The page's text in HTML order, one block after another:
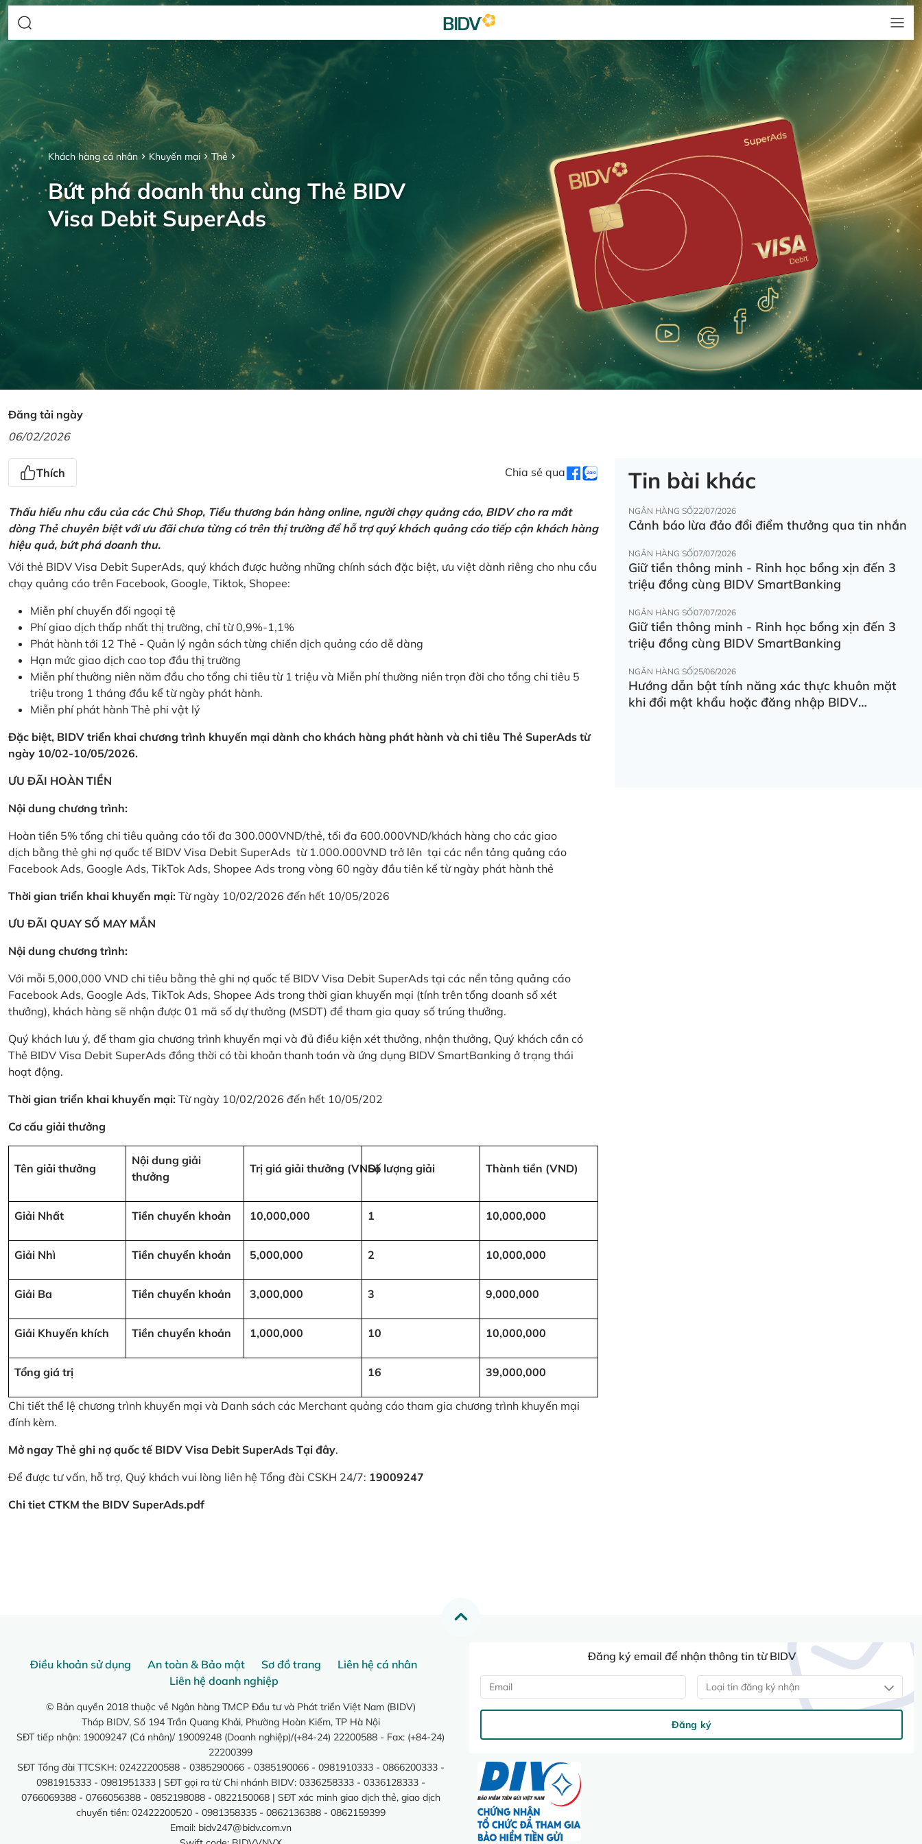
Khách hàng cá nhân Khuyến mại Thẻ
Bứt phá doanh thu cùng Thẻ BIDV
Visa Debit SuperAds
Đăng tải ngày
06/02/2026
Thích Chia sẻ qua
Thấu hiểu nhu cầu của các Chủ Shop, Tiểu thương bán hàng online, người chạy quảng cáo, BIDV cho ra mắt
dòng Thẻ chuyên biệt với ưu đãi chưa từng có trên thị trường để hỗ trợ quý khách quảng cáo tiếp cận khách hàng
hiệu quả, bứt phá doanh thu.
Với thẻ BIDV Visa Debit SuperAds, quý khách được hưởng những chính sách đặc biệt, ưu việt dành riêng cho nhu cầu
chạy quảng cáo trên Facebook, Google, Tiktok, Shopee:
Miễn phí chuyển đổi ngoại tệ
Phí giao dịch thấp nhất thị trường, chỉ từ 0,9%-1,1%
Phát hành tới 12 Thẻ - Quản lý ngân sách từng chiến dịch quảng cáo dễ dàng
Hạn mức giao dịch cao top đầu thị trường
Miễn phí thường niên năm đầu cho tổng chi tiêu từ 1 triệu và Miễn phí thường niên trọn đời cho tổng chi tiêu 5
triệu trong 1 tháng đầu kể từ ngày phát hành.
Miễn phí phát hành Thẻ phi vật lý
Đặc biệt, BIDV triển khai chương trình khuyến mại dành cho khách hàng phát hành và chi tiêu Thẻ SuperAds từ
ngày 10/02-10/05/2026.
ƯU ĐÃI HOÀN TIỀN
Nội dung chương trình:
Hoàn tiền 5% tổng chi tiêu quảng cáo tối đa 300.000VND/thẻ, tối đa 600.000VND/khách hàng cho các giao
dịch bằng thẻ ghi nợ quốc tế BIDV Visa Debit SuperAds từ 1.000.000VND trở lên tại các nền tảng quảng cáo
Facebook Ads, Google Ads, TikTok Ads, Shopee Ads trong vòng 60 ngày đầu tiên kể từ ngày phát hành thẻ
Thời gian triển khai khuyến mại: Từ ngày 10/02/2026 đến hết 10/05/2026
ƯU ĐÃI QUAY SỐ MAY MẮN
Nội dung chương trình:
Với mỗi 5,000,000 VND chi tiêu bằng thẻ ghi nợ quốc tế BIDV Visa Debit SuperAds tại các nền tảng quảng cáo
Facebook Ads, Google Ads, TikTok Ads, Shopee Ads trong thời gian khuyến mại (tính trên tổng doanh số xét
thưởng), khách hàng sẽ nhận được 01 mã số dự thưởng (MSDT) để tham gia quay số trúng thưởng.
Quý khách lưu ý, để tham gia chương trình khuyến mại và đủ điều kiện xét thưởng, nhận thưởng, Quý khách cần có
Thẻ BIDV Visa Debit SuperAds đồng thời có tài khoản thanh toán và ứng dụng BIDV SmartBanking ở trạng thái
hoạt động.
Thời gian triển khai khuyến mại: Từ ngày 10/02/2026 đến hết 10/05/202
Cơ cấu giải thưởng
Tên giải thưởng
Nội dung giải
thưởng
Trị giá giải thưởng (VND)Số lượng giải Thành tiền (VND)
Giải Nhất Tiền chuyển khoản 10,000,000 1 10,000,000
Giải Nhì Tiền chuyển khoản 5,000,000 2 10,000,000
Giải Ba Tiền chuyển khoản 3,000,000 3 9,000,000
Giải Khuyến khích Tiền chuyển khoản 1,000,000 10 10,000,000
Tổng giá trị 16 39,000,000
Chi tiết thể lệ chương trình khuyến mại và Danh sách các Merchant quảng cáo tham gia chương trình khuyến mại
đính kèm.
Mở ngay Thẻ ghi nợ quốc tế BIDV Visa Debit SuperAds Tại đây.
Để được tư vấn, hỗ trợ, Quý khách vui lòng liên hệ Tổng đài CSKH 24/7: 19009247
Chi tiet CTKM the BIDV SuperAds.pdf
Tin bài khác
NGÂN HÀNG SỐ22/07/2026
Cảnh báo lừa đảo đổi điểm thưởng qua tin nhắn
NGÂN HÀNG SỐ07/07/2026
Giữ tiền thông minh - Rinh học bổng xịn đến 3
triệu đồng cùng BIDV SmartBanking
NGÂN HÀNG SỐ07/07/2026
Giữ tiền thông minh - Rinh học bổng xịn đến 3
triệu đồng cùng BIDV SmartBanking
NGÂN HÀNG SỐ25/06/2026
Hướng dẫn bật tính năng xác thực khuôn mặt
khi đổi mật khẩu hoặc đăng nhập BIDV
Điều khoản sử dụng An toàn & Bảo mật Sơ đồ trang
Liên hệ cá nhân
Liên hệ doanh nghiệp
© Bản quyền 2018 thuộc về Ngân hàng TMCP Đầu tư và Phát triển Việt Nam (BIDV)
Tháp BIDV, Số 194 Trần Quang Khải, Phường Hoàn Kiếm, TP Hà Nội
SĐT tiếp nhận: 19009247 (Cá nhân)/ 19009248 (Doanh nghiệp)/(+84-24) 22200588 - Fax: (+84-24)
22200399
SĐT Tổng đài TTCSKH: 02422200588 - 0385290066 - 0385190066 - 0981910333 - 0866200333 -
0981915333 - 0981951333 | SĐT gọi ra từ Chi nhánh BIDV: 0336258333 - 0336128333 -
0766069388 - 0766056388 - 0852198088 - 0822150068 | SĐT xác minh giao dịch thẻ, giao dịch
chuyển tiền: 02422200520 - 0981358335 - 0862136388 - 0862159399
Email: bidv247@bidv.com.vn
Đăng ký email để nhận thông tin từ BIDV
Loại tin đăng ký nhận
Đăng ký